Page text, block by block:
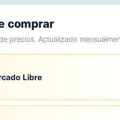
comprar
precios. Actualizado
Libre